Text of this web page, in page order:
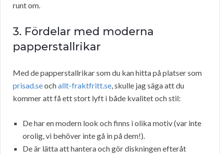
runt om.
3. Fördelar med moderna
papperstallrikar
Med de papperstallrikar som du kan hitta på platser som
prisad.seochallt-fraktfritt.se, skulle jag säga att du
kommer att få ett stort lyft i både kvalitet och stil:
De har en modern look och finns i olika motiv (var inte
orolig, vi behöver inte gå in på dem!).
De är lätta att hantera och gör diskningen efteråt